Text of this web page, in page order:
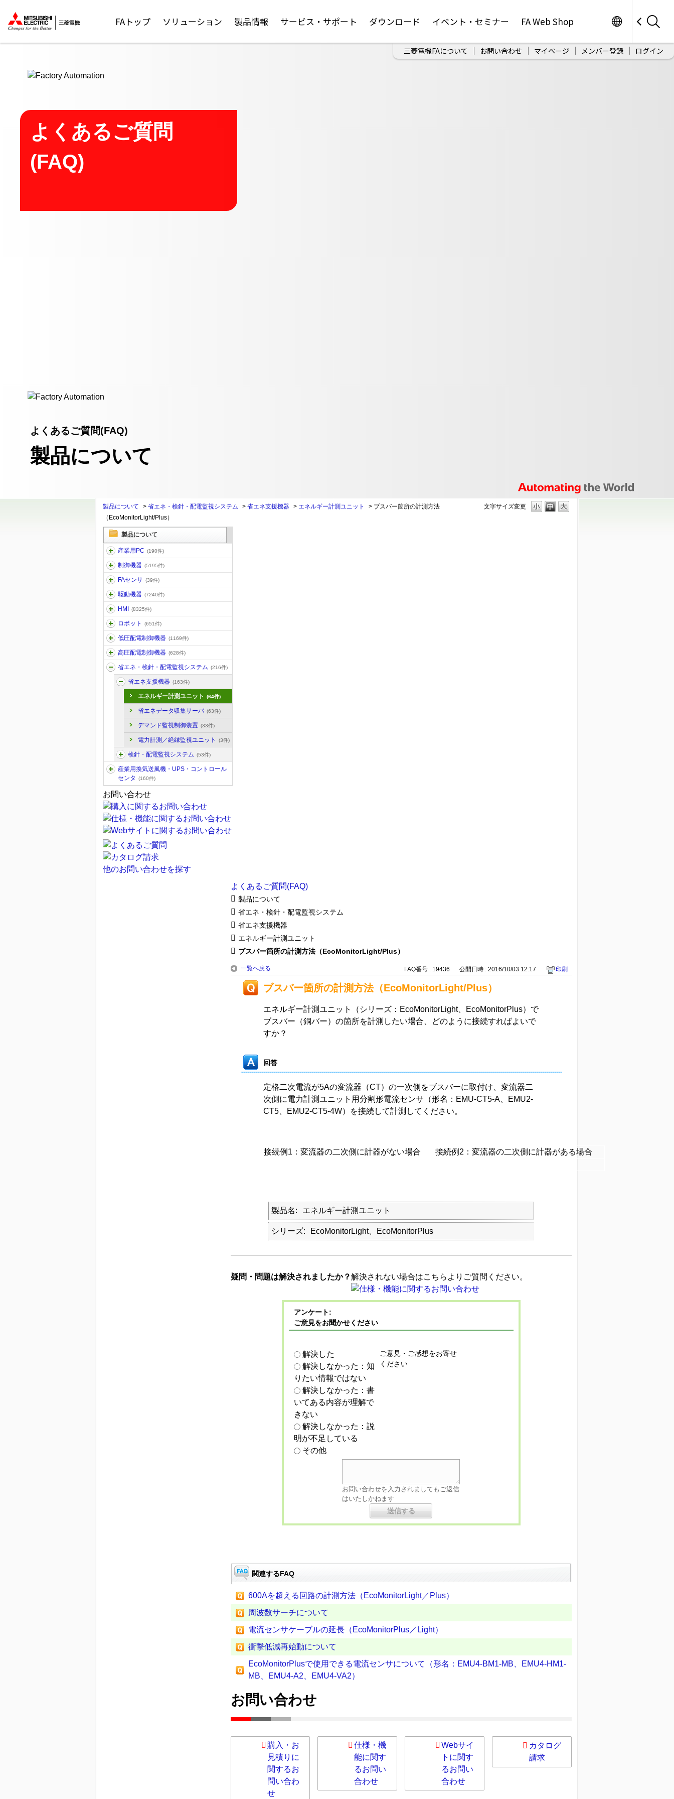
FAトップ ソリューション 製品情報 サービス・サポート ダウンロード イベント・セミナー FA Web Shop
三菱電機FAについて お問い合わせ マイページ メンバー登録 ログイン
よくあるご質問
(FAQ)
よくあるご質問(FAQ)
製品について
文字サイズ変更
製品について > 省エネ・検針・配電監視システム > 省エネ支援機器 > エネルギー計測ユニット > ブスバー箇所の計測方法
（EcoMonitorLight/Plus）
製品について
産業用PC (190件)
制御機器 (5195件)
FAセンサ (39件)
駆動機器 (7240件)
HMI (8325件)
ロボット (651件)
低圧配電制御機器 (1169件)
高圧配電制御機器 (628件)
省エネ・検針・配電監視システム (216件)
省エネ支援機器 (163件)
エネルギー計測ユニット (64件)
省エネデータ収集サーバ (63件)
デマンド監視制御装置 (33件)
電力計測／絶縁監視ユニット (3件)
検針・配電監視システム (53件)
産業用換気送風機・UPS・コントロール
センタ
(160件)
お問い合わせ
他のお問い合わせを探す
よくあるご質問(FAQ)
製品について
省エネ・検針・配電監視システム
省エネ支援機器
エネルギー計測ユニット
ブスバー箇所の計測方法（EcoMonitorLight/Plus）
一覧へ戻る FAQ番号 : 19436 公開日時 : 2016/10/03 12:17 印刷
ブスバー箇所の計測方法（EcoMonitorLight/Plus）
エネルギー計測ユニット（シリーズ：EcoMonitorLight、EcoMonitorPlus）で
ブスバー（銅バー）の箇所を計測したい場合、どのように接続すればよいで
すか？
回答
定格二次電流が5Aの変流器（CT）の一次側をブスバーに取付け、変流器二
次側に電力計測ユニット用分割形電流センサ（形名：EMU-CT5-A、EMU2-
CT5、EMU2-CT5-4W）を接続して計測してください。
接続例1：変流器の二次側に計器がない場合 接続例2：変流器の二次側に計器がある場合
製品名 エネルギー計測ユニット
シリーズ EcoMonitorLight、EcoMonitorPlus
疑問・問題は解決されましたか？解決されない場合はこちらよりご質問ください。
アンケート:
ご意見をお聞かせください
解決した
解決しなかった：知
りたい情報ではない
解決しなかった：書
いてある内容が理解で
きない
解決しなかった：説
明が不足している
その他
ご意見・ご感想をお寄せ
ください
お問い合わせを入力されましてもご返信
はいたしかねます
関連するFAQ
600Aを超える回路の計測方法（EcoMonitorLight／Plus）
周波数サーチについて
電流センサケーブルの延長（EcoMonitorPlus／Light）
衝撃低減再始動について
EcoMonitorPlusで使用できる電流センサについて（形名：EMU4-BM1-MB、EMU4-HM1-
MB、EMU4-A2、EMU4-VA2）
お問い合わせ
購入・お
見積りに
関するお
問い合わ
せ
仕様・機
能に関す
るお問い
合わせ
Webサイ
トに関す
るお問い
合わせ
カタログ
請求